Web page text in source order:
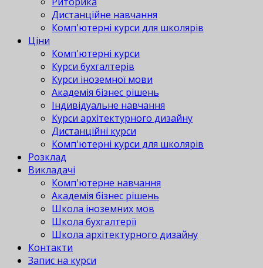
Дистанційне навчання
Комп'ютерні курси для школярів
Ціни
Комп'ютерні курси
Курси бухгалтерів
Курси іноземної мови
Академія бізнес рішень
Індивідуальне навчання
Курси архітектурного дизайну
Дистанційні курси
Комп'ютерні курси для школярів
Розклад
Викладачі
Комп'ютерне навчання
Академія бізнес рішень
Школа іноземних мов
Школа бухгалтерії
Школа архітектурного дизайну
Контакти
Запис на курси